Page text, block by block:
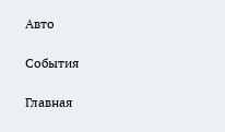
Авто
События
Главная